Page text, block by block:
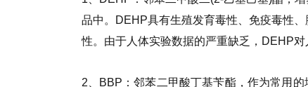
品中。DEHP具有生殖发育毒性、免疫毒性
性。由于人体实验数据的严重缺乏，DEHP
2、BBP：邻苯二甲酸丁基苄酯，作为常用